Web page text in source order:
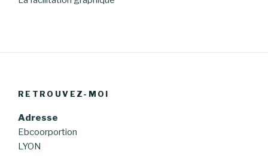
RETROUVEZ-MOI
Adresse
Ebcoorportion
LYON